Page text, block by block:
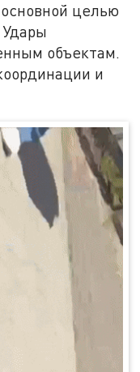
целью
объектам.
и